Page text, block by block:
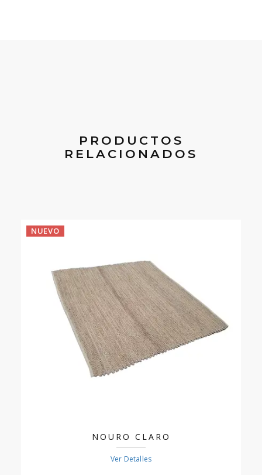
PRODUCTOS
RELACIONADOS
NUEVO
NOURO CLARO
Ver Detalles